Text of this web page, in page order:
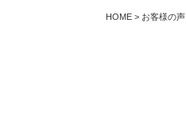
HOME > お客様の声